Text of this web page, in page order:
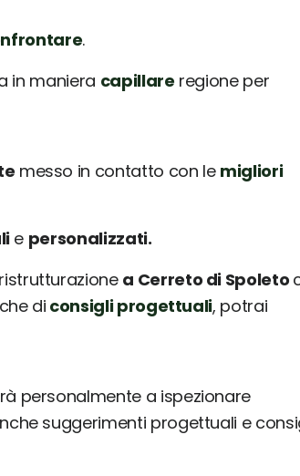
.
in maniera capillare regione per
messo in contatto con le migliori
e personalizzati.
a Cerreto di Spoleto
diconsigli progettuali, potrai
personalmente a ispezionare
suggerimenti progettuali e